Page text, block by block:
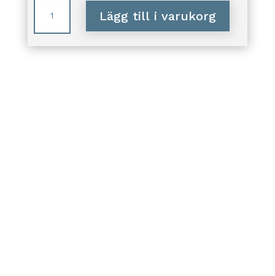
vidd
Lägg till i varukorg